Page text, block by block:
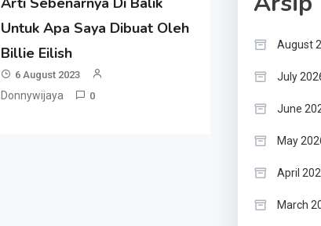
Untuk Apa Saya Dibuat Oleh
Billie Eilish
6 August 2023
Donnywijaya 0
August
July
June
May
April
March